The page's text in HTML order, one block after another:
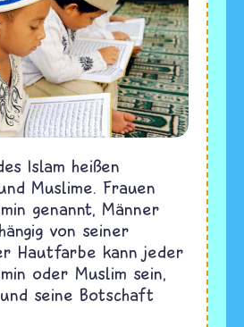
Islam heißen
Muslime. Frauen
genannt, Männer
von seiner
Hautfarbe kann jeder
oder Muslim sein,
seine Botschaft